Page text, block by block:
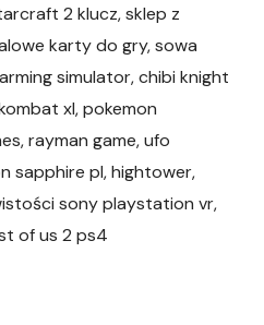
2 klucz, sklep z
karty do gry, sowa
simulator, chibi knight
xl, pokemon
rayman game, ufo
sapphire pl, hightower,
sony playstation vr,
of us 2 ps4